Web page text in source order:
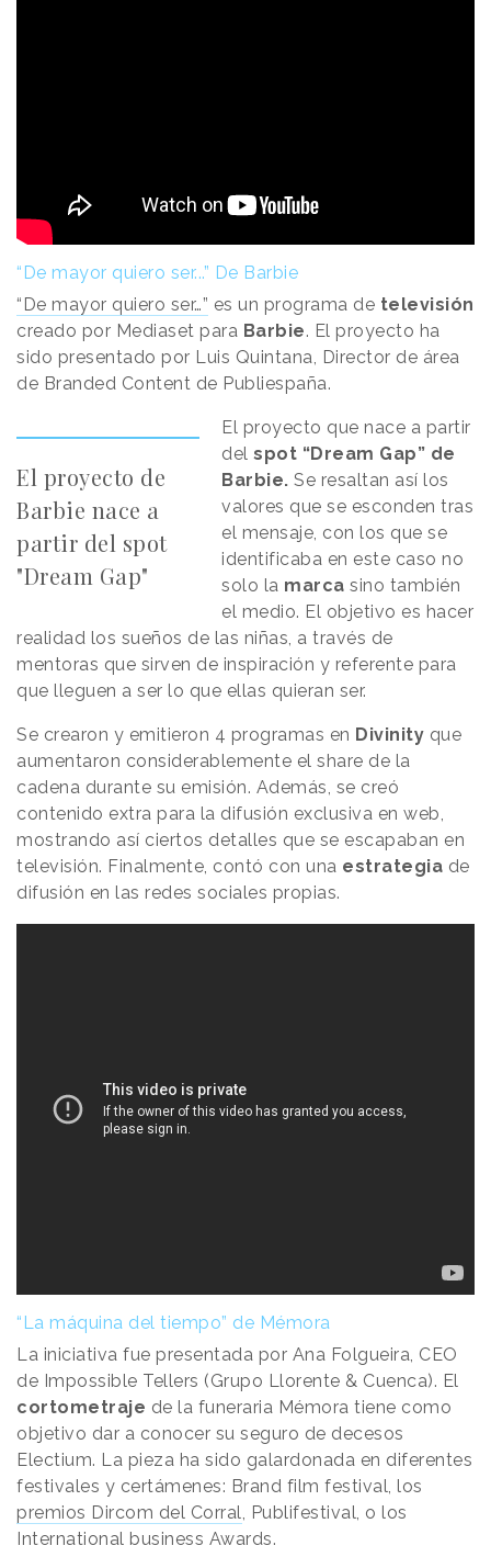
“De mayor quiero ser...” De Barbie
“De mayor quiero ser…” es un programa de televisión
creado por Mediaset para Barbie. El proyecto ha
sido presentado por Luis Quintana, Director de área
de Branded Content de Publiespaña.
El proyecto de
Barbie nace a
partir del spot
"Dream Gap"
El proyecto que nace a partir
delspot “Dream Gap” de
Barbie. Se resaltan así los
valores que se esconden tras
el mensaje, con los que se
identificaba en este caso no
solo la marca sino también
el medio. El objetivo es hacer
realidad los sueños de las niñas, a través de
mentoras que sirven de inspiración y referente para
que lleguen a ser lo que ellas quieran ser.
Se crearon y emitieron 4 programas en Divinity que
aumentaron considerablemente el share de la
cadena durante su emisión. Además, se creó
contenido extra para la difusión exclusiva en web,
mostrando así ciertos detalles que se escapaban en
televisión. Finalmente, contó con una estrategia de
difusión en las redes sociales propias.
“La máquina del tiempo” de Mémora
La iniciativa fue presentada por Ana Folgueira, CEO
de Impossible Tellers (Grupo Llorente & Cuenca). El
cortometraje de la funeraria Mémora tiene como
objetivo dar a conocer su seguro de decesos
Electium. La pieza ha sido galardonada en diferentes
festivales y certámenes: Brand film festival, los
premios Dircom del Corral, Publifestival, o los
International business Awards.